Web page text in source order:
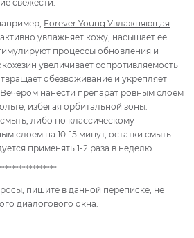
свежести.
Forever Young Увлажняющая
увлажняет кожу, насыщает ее
процессы обновления и
увеличивает сопротивляемость
обезвоживание и укрепляет
нанести препарат ровным слоем
избегая орбитальной зоны.
либо по классическому
слоем на 10-15 минут, остатки смыть
применять 1-2 раза в неделю.
пишите в данной переписке, не
диалогового окна.